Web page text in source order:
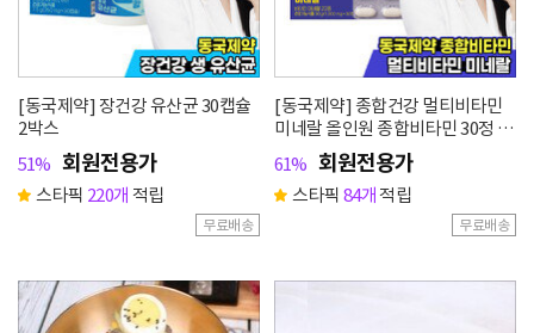
[동국제약] 장건강 유산균 30캡슐
2박스
51% 회원전용가
스타픽 220개 적립
무료배송
[동국제약] 종합건강 멀티비타민
미네랄 올인원 종합비타민 30정 2
61% 회원전용가
스타픽 84개적립
무료배송